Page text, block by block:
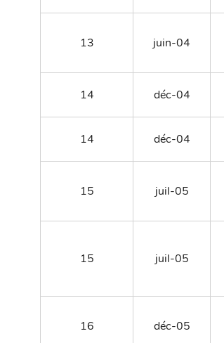
13 juin-04
14 déc-04
14 déc-04
15 juil-05
15 juil-05
16 déc-05